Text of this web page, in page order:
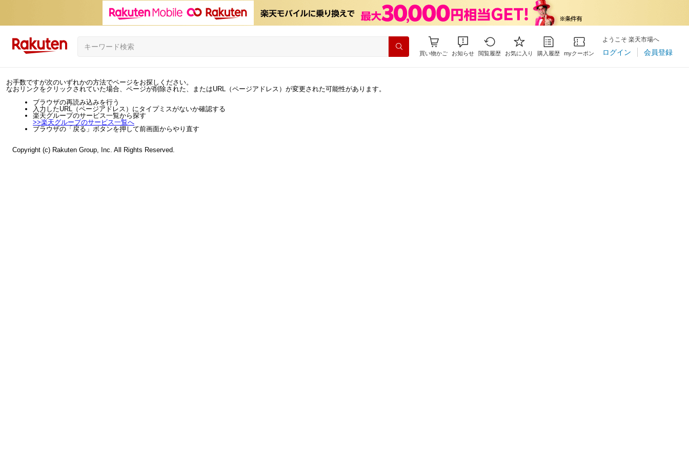
買い物かご お知らせ 閲覧履歴 お気に入り 購入履歴 myクーポン
ようこそ 楽天市場へ
ログイン 会員登録
お手数ですが次のいずれかの方法でページをお探しください。
なおリンクをクリックされていた場合、ページが削除された、またはURL（ページアドレス）が変更された可能性があります。
ブラウザの再読み込みを行う
入力したURL（ページアドレス）にタイプミスがないか確認する
楽天グループのサービス一覧から探す
>>楽天グループのサービス一覧へ
ブラウザの「戻る」ボタンを押して前画面からやり直す
Copyright (c) Rakuten Group, Inc. All Rights Reserved.